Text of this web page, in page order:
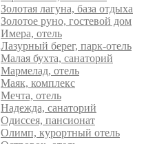
Золотая лагуна, база отдыха
Золотое руно, гостевой дом
Имера, отель
Лазурный берег, парк-отель
Малая бухта, санаторий
Мармелад, отель
Маяк, комплекс
Мечта, отель
Надежда, санаторий
Одиссея, пансионат
Олимп, курортный отель